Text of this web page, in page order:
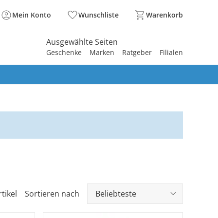
Mein Konto Wunschliste Warenkorb
Ausgewählte Seiten
Geschenke Marken Ratgeber Filialen
Sortieren nach